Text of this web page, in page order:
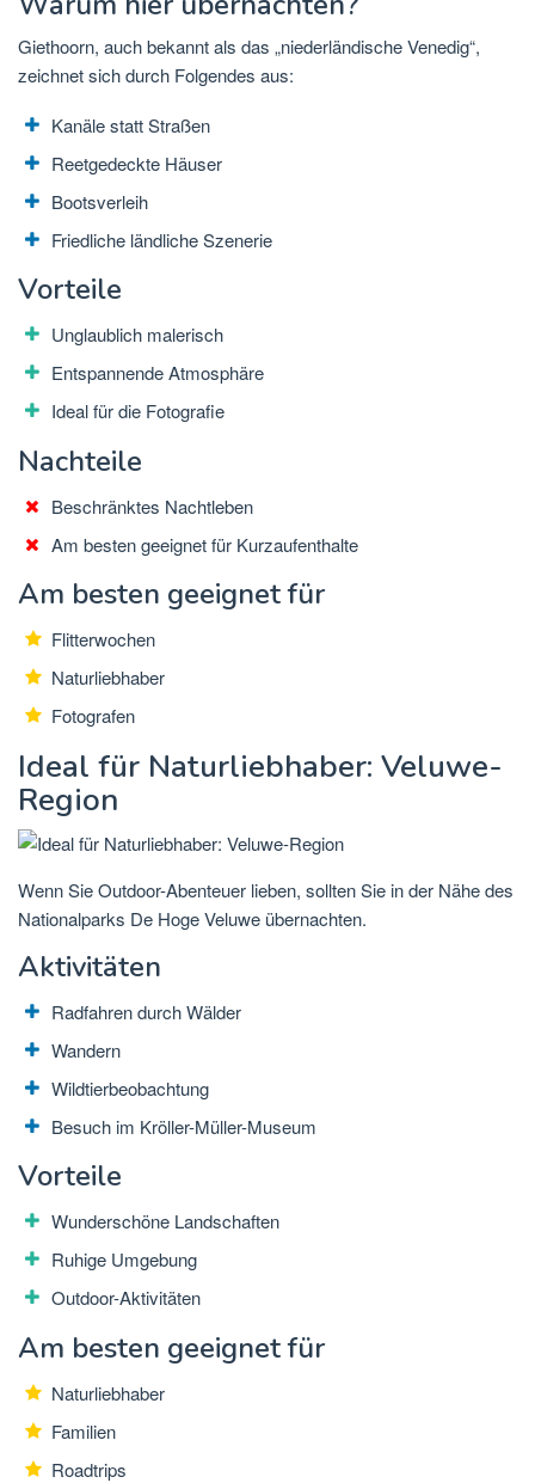
Giethoorn, auch bekannt als das „niederländische Venedig“,
zeichnet sich durch Folgendes aus:
Kanäle statt Straßen
Reetgedeckte Häuser
Bootsverleih
Friedliche ländliche Szenerie
Vorteile
Unglaublich malerisch
Entspannende Atmosphäre
Ideal für die Fotografie
Nachteile
Beschränktes Nachtleben
Am besten geeignet für Kurzaufenthalte
Am besten geeignet für
Flitterwochen
Naturliebhaber
Fotografen
Ideal für Naturliebhaber: Veluwe-
Region
Wenn Sie Outdoor-Abenteuer lieben, sollten Sie in der Nähe des
Nationalparks De Hoge Veluwe übernachten.
Aktivitäten
Radfahren durch Wälder
Wandern
Wildtierbeobachtung
Besuch im Kröller-Müller-Museum
Vorteile
Wunderschöne Landschaften
Ruhige Umgebung
Outdoor-Aktivitäten
Am besten geeignet für
Naturliebhaber
Familien
Roadtrips